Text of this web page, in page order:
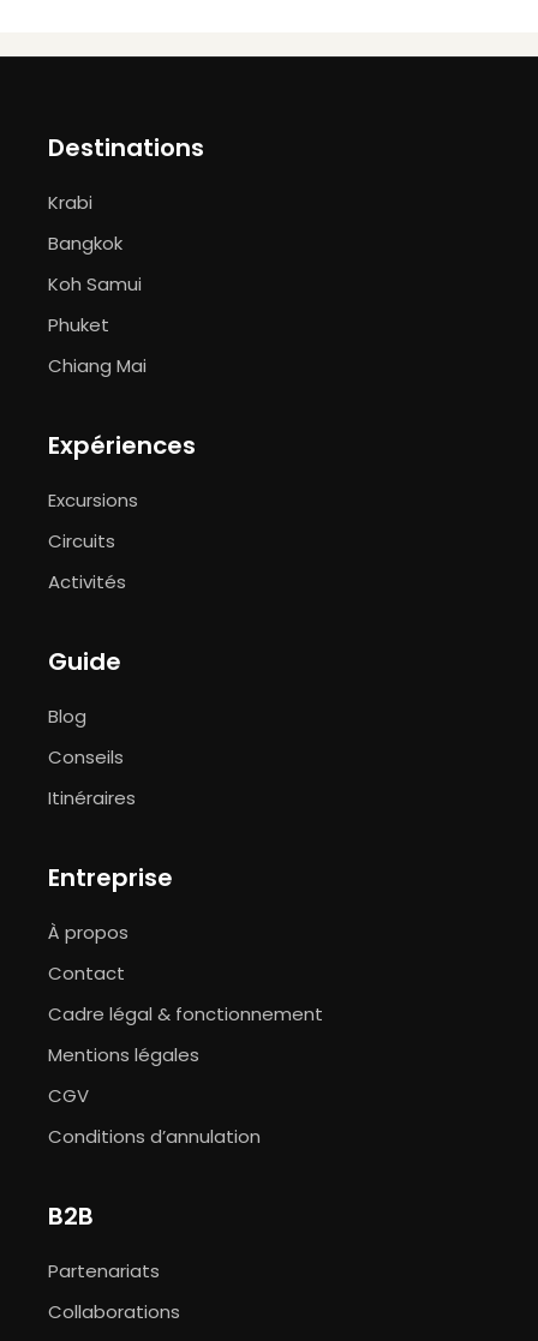
Destinations
Krabi
Bangkok
Koh Samui
Phuket
Chiang Mai
Expériences
Excursions
Circuits
Activités
Guide
Blog
Conseils
Itinéraires
Entreprise
À propos
Contact
Cadre légal & fonctionnement
Mentions légales
CGV
Conditions d’annulation
B2B
Partenariats
Collaborations